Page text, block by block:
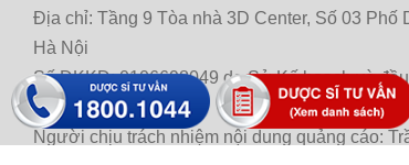
Địa chỉ: Tầng 9 Tòa nhà 3D Center, Số 03 Phố
Hà Nội
Số ĐKKD: 0106698049 do Sở Kế hoạch và
21/11/2014
Người chịu trách nhiệm nội dung quảng cáo: